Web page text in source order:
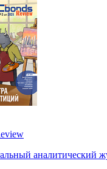
аналитический